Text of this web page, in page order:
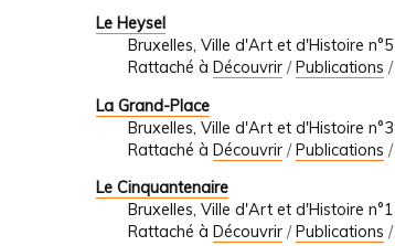
Le Heysel
Bruxelles, Ville d'Art et d'Histoire n°5
Rattaché à Découvrir /Publications /
La Grand-Place
Bruxelles, Ville d'Art et d'Histoire n°3
Rattaché à Découvrir /Publications /
Le Cinquantenaire
Bruxelles, Ville d'Art et d'Histoire n°1
Rattaché à Découvrir /Publications /